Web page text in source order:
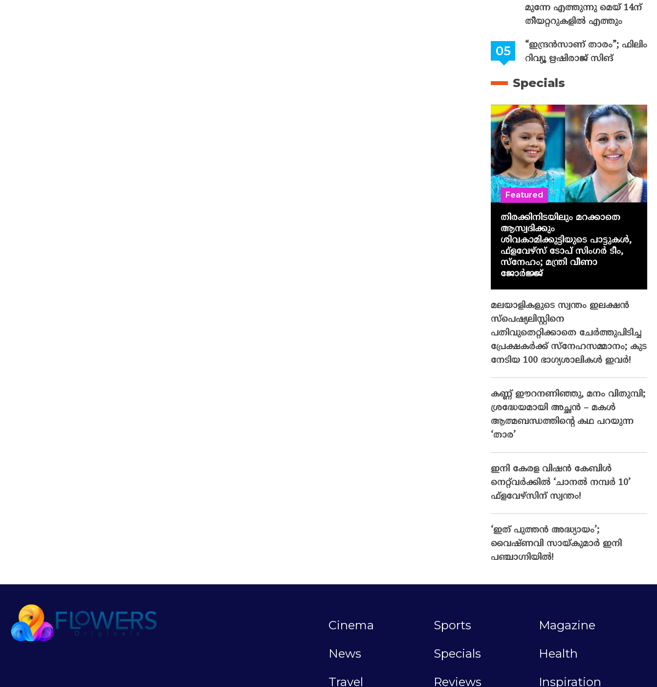
മുന്നേ എത്തുന്നു മെയ് 14ന്
തീയറ്ററുകളിൽ എത്തും
“ഇന്ദ്രൻസാണ് താരം”; ഫിലിം
റിവ്യൂ ഋഷിരാജ് സിങ്
Specials
തിരക്കിനിടയിലും മറക്കാതെ
ആസ്വദിക്കും
ശിവകാമിക്കുട്ടിയുടെ പാട്ടുകൾ,
ഫ്‌ളവേഴ്‌സ് ടോപ് സിംഗർ ടീം,
സ്നേഹം; മന്ത്രി വീണാ
ജോർജ്ജ്
Featured
മലയാളികളുടെ സ്വന്തം ഇലക്ഷന്‍
സ്‌പെഷ്യലിസ്റ്റിനെ
പതിവുതെറ്റിക്കാതെ ചേര്‍ത്തുപിടിച്ച
പ്രേക്ഷകര്‍ക്ക് സ്‌നേഹസമ്മാനം; കുട
നേടിയ 100 ഭാഗ്യശാലികള്‍ ഇവര്‍!
കണ്ണ് ഈറനണിഞ്ഞു, മനം വിതുമ്പി;
ശ്രദ്ധേയമായി അച്ഛൻ – മകൾ
ആത്മബന്ധത്തിന്റെ കഥ പറയുന്ന
‘താര’
ഇനി കേരള വിഷൻ കേബിൾ
നെറ്റ്‌വർക്കിൽ ‘ചാനൽ നമ്പർ 10’
ഫ്‌ളവേഴ്‌സിന് സ്വന്തം!
‘ഇത് പുത്തൻ അദ്ധ്യായം’;
വൈഷ്‌ണവി സായ്‌കുമാർ ഇനി
പഞ്ചാഗ്നിയിൽ!
Cinema Sports
Magazine
News
Specials
Health
Travel
Reviews Inspiration